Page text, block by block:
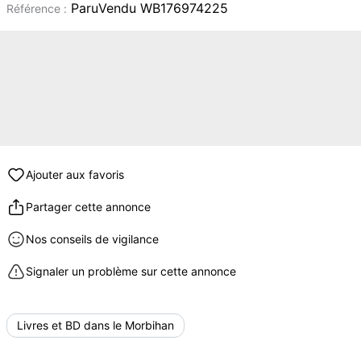
Référence : ParuVendu WB176974225
Ajouter aux favoris
Partager cette annonce
Nos conseils de vigilance
Signaler un problème sur cette annonce
Livres et BD dans le Morbihan